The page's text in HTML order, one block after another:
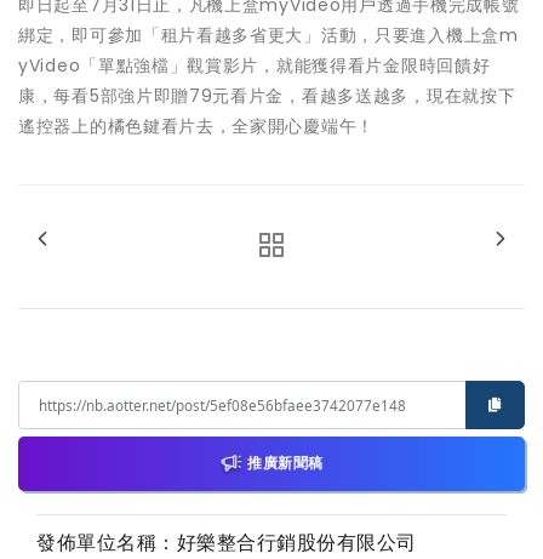
即日起至7月31日止，凡機上盒myVideo用戶透過手機完成帳號
綁定，即可參加「租片看越多省更大」活動，只要進入機上盒m
yVideo「單點強檔」觀賞影片，就能獲得看片金限時回饋好
康，每看5部強片即贈79元看片金，看越多送越多，現在就按下
遙控器上的橘色鍵看片去，全家開心慶端午！
推廣新聞稿
發佈單位名稱：好樂整合行銷股份有限公司